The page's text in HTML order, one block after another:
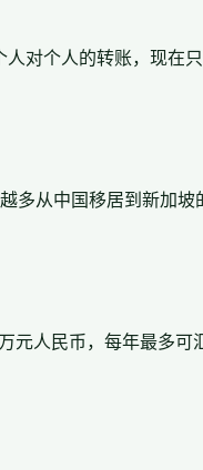
对个人的转账，现在
多从中国移居到新加
元人民币，每年最多